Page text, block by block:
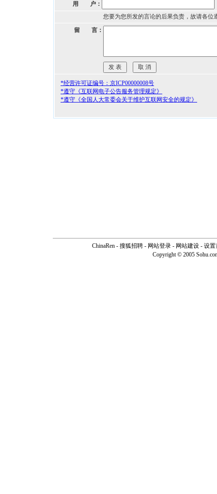
用 户：
您要为您所发的言论的后果负责，故请各位
留 言：
*经营许可证编号：京ICP00000008号
*遵守《互联网电子公告服务管理规定》
*遵守《全国人大常委会关于维护互联网安全的规定》
ChinaRen - 搜狐招聘 - 网站登录 - 网站建设 - 设置
Copyright © 2005